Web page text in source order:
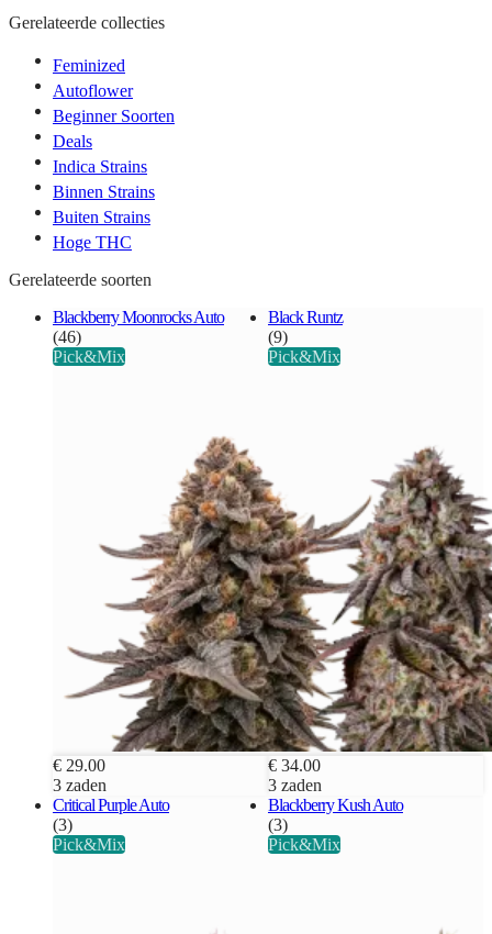
Gerelateerde collecties
Feminized
Autoflower
Beginner Soorten
Deals
Indica Strains
Binnen Strains
Buiten Strains
Hoge THC
Gerelateerde soorten
Blackberry Moonrocks Auto
(46)
Pick&Mix
€ 29.00
3 zaden
Black Runtz
(9)
Pick&Mix
€ 34.00
3 zaden
Critical Purple Auto
(3)
Pick&Mix
Blackberry Kush Auto
(3)
Pick&Mix